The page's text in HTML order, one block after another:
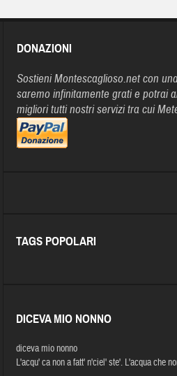
DONAZIONI
Sostieni Montescaglioso.net con
saremo infinitamente grati e potrai
migliori tutti nostri servizi tra cui
TAGS POPOLARI
DICEVA MIO NONNO
diceva mio nonno
L'acqu' ca non a fatt' n'ciel' ste'. L'acqua che